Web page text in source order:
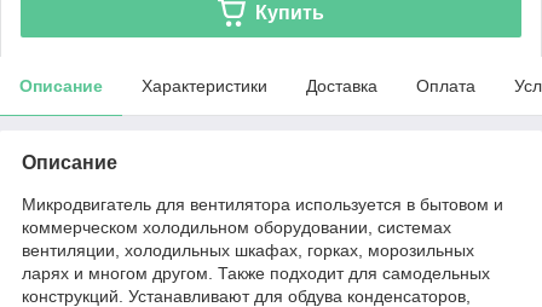
Купить
Описание Характеристики Доставка Оплата
Описание
Микродвигатель для вентилятора используется в бытовом и
коммерческом холодильном оборудовании, системах
вентиляции, холодильных шкафах, горках, морозильных
ларях и многом другом. Также подходит для самодельных
конструкций. Устанавливают для обдува конденсаторов,